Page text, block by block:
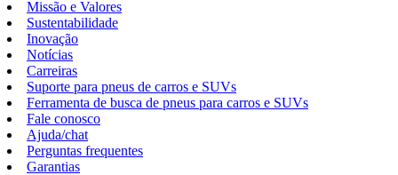
Missão e Valores
Sustentabilidade
Inovação
Notícias
Carreiras
Suporte para pneus de carros e SUVs
Ferramenta de busca de pneus para carros e SUVs
Fale conosco
Ajuda/chat
Perguntas frequentes
Garantias